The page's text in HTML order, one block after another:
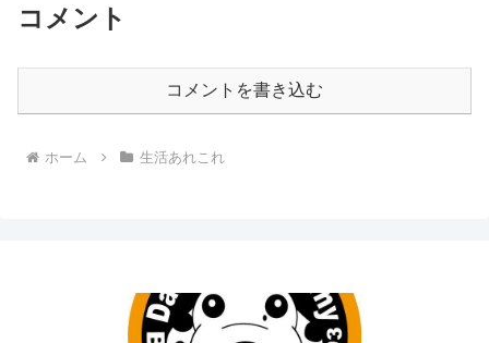
コメント
コメントを書き込む
ホーム 生活あれこれ